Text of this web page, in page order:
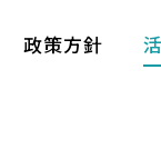
政策方針